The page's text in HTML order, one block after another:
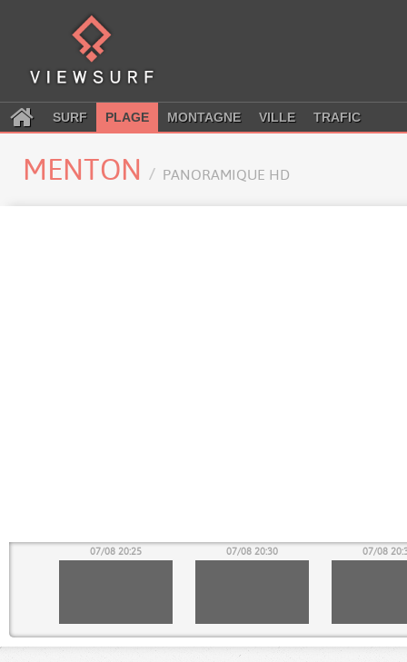
SURF PLAGE MONTAGNE VILLE TRAFIC
MENTON PANORAMIQUE HD
07/08 20:25 07/08 20:30 07/08